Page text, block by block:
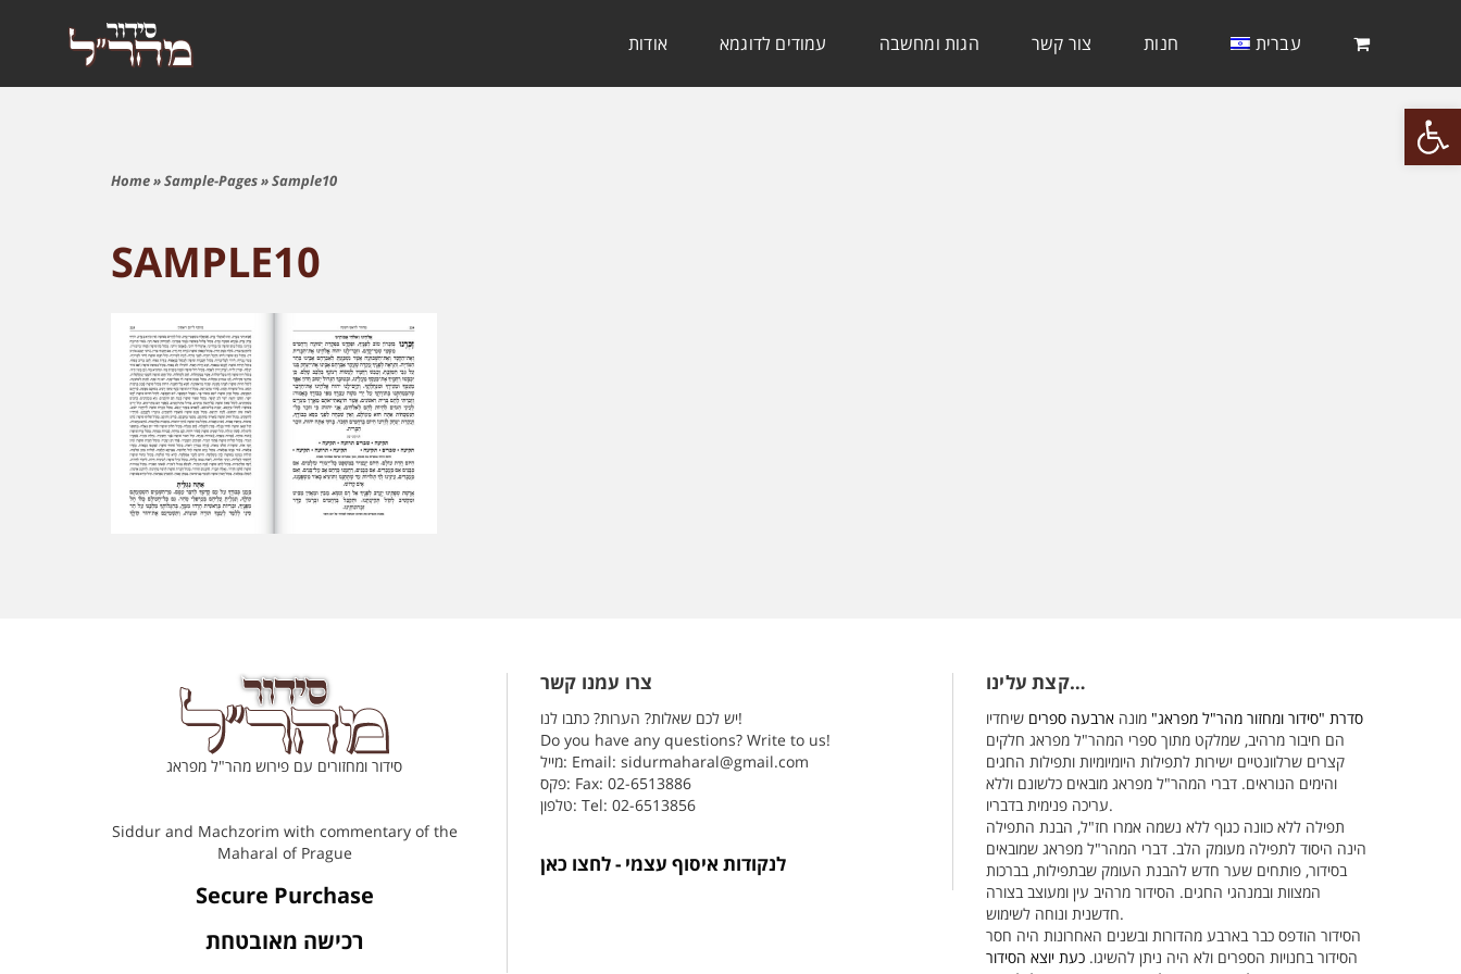
אודות עמודים לדוגמא הגות ומחשבה צור קשר חנות עברית
Home»Sample-Pages»Sample10
SAMPLE10
סידור ומחזורים עם פירוש מהר"ל מפראג
Siddur and Machzorim with commentary of the
Maharal of Prague
Secure Purchase
רכישה מאובטחת
צרו עמנו קשר
יש לכם שאלות? הערות? כתבו לנו!
Do you have any questions? Write to us!
מייל: Email: sidurmaharal@gmail.com
פקס: Fax: 02-6513886
טלפון: Tel: 02-6513856
לנקודות איסוף עצמי - לחצו כאן
קצת עלינו…
סדרת "סידור ומחזור מהר"ל מפראג" מונה ארבעה ספרים שיחדיו
הם חיבור מרהיב, שמלקט מתוך ספרי המהר"ל מפראג חלקים
קצרים שרלוונטיים ישירות לתפילות היומיומיות ותפילות החגים
והימים הנוראים. דברי המהר"ל מפראג מובאים כלשונם וללא
עריכה פנימית בדבריו.
תפילה ללא כוונה כגוף ללא נשמה אמרו חז"ל, הבנת התפילה
הינה היסוד לתפילה מעומק הלב. דברי המהר"ל מפראג שמובאים
בסידור, פותחים שער חדש להבנת העומק שבתפילות, בברכות
המצוות ובמנהגי החגים. הסידור מרהיב עין ומעוצב בצורה
חדשנית ונוחה לשימוש.
הסידור הודפס כבר בארבע מהדורות ובשנים האחרונות היה חסר
הסידור בחנויות הספרים ולא היה ניתן להשיגו. כעת יוצא הסידור